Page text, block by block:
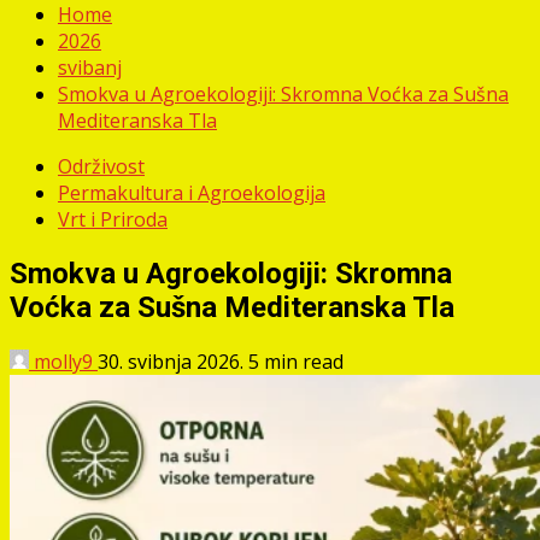
Home
2026
svibanj
Smokva u Agroekologiji: Skromna Voćka za Sušna
Mediteranska Tla
Održivost
Permakultura i Agroekologija
Vrt i Priroda
Smokva u Agroekologiji: Skromna
Voćka za Sušna Mediteranska Tla
molly9 30. svibnja 2026. 5 min read